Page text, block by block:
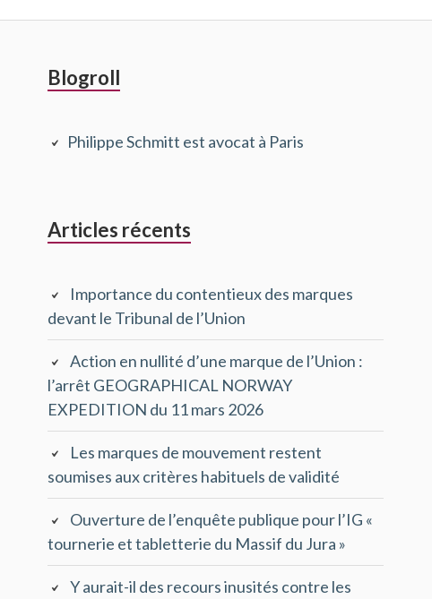
Barre
principale
Blogroll
Philippe Schmitt est avocat à Paris
Articles récents
Importance du contentieux des marques
devant le Tribunal de l’Union
Action en nullité d’une marque de l’Union :
l’arrêt GEOGRAPHICAL NORWAY
EXPEDITION du 11 mars 2026
Les marques de mouvement restent
soumises aux critères habituels de validité
Ouverture de l’enquête publique pour l’IG «
tournerie et tabletterie du Massif du Jura »
Y aurait-il des recours inusités contre les